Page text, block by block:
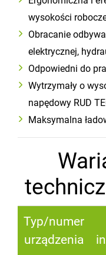
wysokości
Obracanie
elektrycznej,
Odpowiedni do
Wytrzymały o
napędowy RUD
Maksymalna
Typ/numer
urządzenia